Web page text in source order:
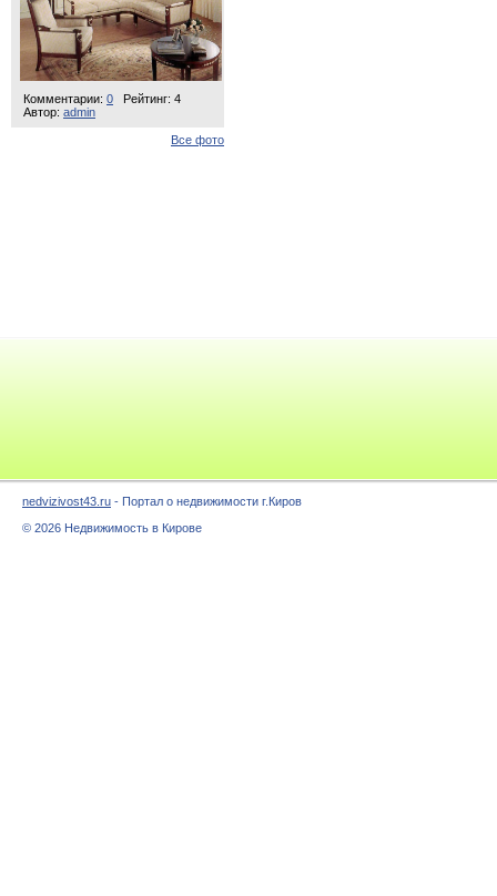
Комментарии: 0
Рейтинг: 4
Автор: admin
Все фото
nedvizivost43.ru - Портал о недвижимости г.Киров
© 2026 Недвижимость в Кирове